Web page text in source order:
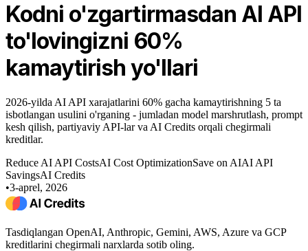
Kodni o'zgartirmasdan AI API
to'lovingizni 60%
kamaytirish yo'llari
2026-yilda AI API xarajatlarini 60% gacha kamaytirishning 5 ta
isbotlangan usulini o'rganing - jumladan model marshrutlash, prompt
kesh qilish, partiyaviy API-lar va AI Credits orqali chegirmali
kreditlar.
Reduce AI API CostsAI Cost OptimizationSave on AIAI API
SavingsAI Credits
•3-aprel, 2026
Tasdiqlangan OpenAI, Anthropic, Gemini, AWS, Azure va GCP
kreditlarini chegirmali narxlarda sotib oling.